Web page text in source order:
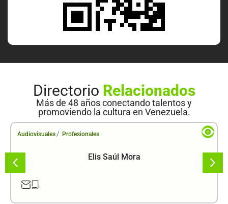
Directorio Relacionados
Más de 48 años conectando talentos y
promoviendo la cultura en Venezuela.
Audiovisuales / Profesionales
Elis Saúl Mora